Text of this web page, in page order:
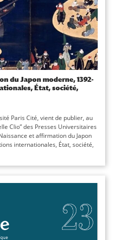
du Japon moderne, 1392-
État, société,
Paris Cité, vient de publier, au
Clio” des Presses Universitaires
et affirmation du Japon
internationales, État, société,